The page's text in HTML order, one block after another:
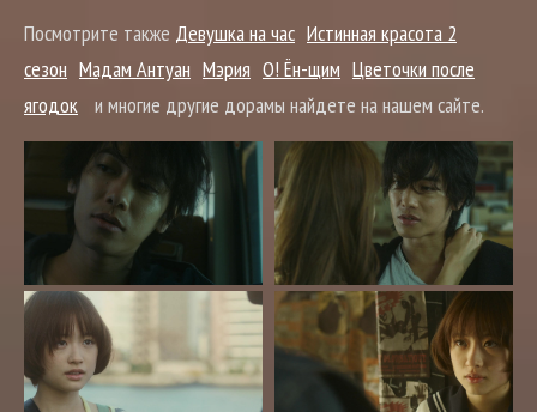
Посмотрите также Девушка на час Истинная красота 2
сезон Мадам Антуан Мэрия О! Ён-щим Цветочки после
ягодок
и многие другие дорамы найдете на нашем сайте.